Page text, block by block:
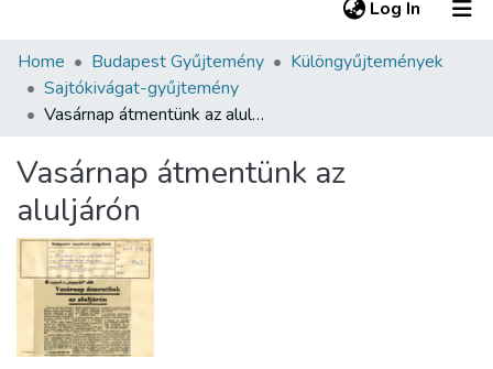
Log In (current)
Communities & Collections
All of DSpace
About us
Home Budapest Gyűjtemény
Különgyűjtemények
Sajtókivágat-gyűjtemény
Vasárnap átmentünk az aluljárón
Vasárnap átmentünk az
aluljárón